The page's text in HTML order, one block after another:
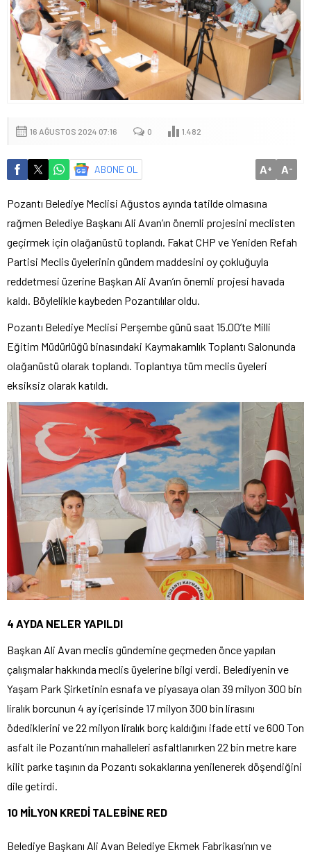
16 AĞUSTOS 2024 07:16 0 1.482
ABONE OL A+ A-
Pozantı Belediye Meclisi Ağustos ayında tatilde olmasına
rağmen Belediye Başkanı Ali Avan’ın önemli projesini meclisten
geçirmek için olağanüstü toplandı. Fakat CHP ve Yeniden Refah
Partisi Meclis üyelerinin gündem maddesini oy çokluğuyla
reddetmesi üzerine Başkan Ali Avan’ın önemli projesi havada
kaldı. Böylelikle kaybeden Pozantılılar oldu.
Pozantı Belediye Meclisi Perşembe günü saat 15.00’te Milli
Eğitim Müdürlüğü binasındaki Kaymakamlık Toplantı Salonunda
olağanüstü olarak toplandı. Toplantıya tüm meclis üyeleri
eksiksiz olarak katıldı.
4 AYDA NELER YAPILDI
Başkan Ali Avan meclis gündemine geçmeden önce yapılan
çalışmalar hakkında meclis üyelerine bilgi verdi. Belediyenin ve
Yaşam Park Şirketinin esnafa ve piyasaya olan 39 milyon 300 bin
liralık borcunun 4 ay içerisinde 17 milyon 300 bin lirasını
ödediklerini ve 22 milyon liralık borç kaldığını ifade etti ve 600 Ton
asfalt ile Pozantı’nın mahalleleri asfaltlanırken 22 bin metre kare
kilit parke taşının da Pozantı sokaklarına yenilenerek döşendiğini
dile getirdi.
10 MİLYON KREDİ TALEBİNE RED
Belediye Başkanı Ali Avan Belediye Ekmek Fabrikası’nın ve